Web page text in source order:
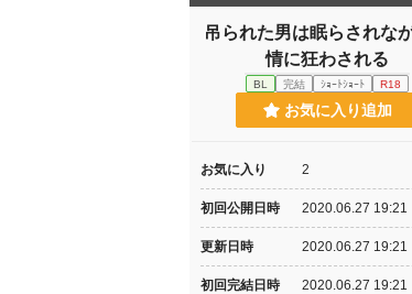
吊られた男は眠らされな
情に狂わされる
BL 完結 ｼｮｰﾄｼｮｰﾄ R18
お気に入り追加
お気に入り 2
初回公開日時 2020.06.27 19:21
更新日時 2020.06.27 19:21
初回完結日時 2020.06.27 19:21